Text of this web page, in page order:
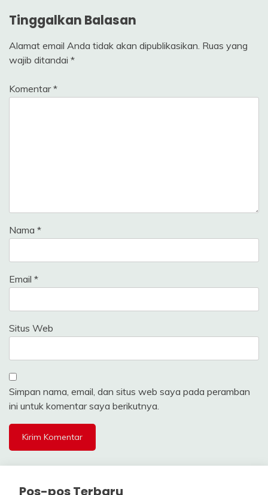
Tinggalkan Balasan
Alamat email Anda tidak akan dipublikasikan. Ruas yang
wajib ditandai *
Komentar*
Nama *
Email *
Situs Web
Simpan nama, email, dan situs web saya pada peramban
ini untuk komentar saya berikutnya.
Pos-pos Terbaru